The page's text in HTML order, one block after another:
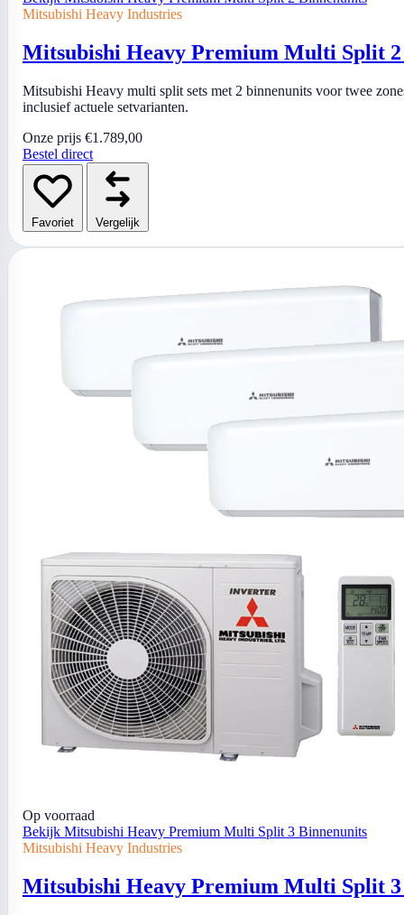
Mitsubishi Heavy Industries
Mitsubishi Heavy Premium Multi Split
Mitsubishi Heavy multi split sets met 2 binnenunits voor twee
inclusief actuele setvarianten.
Onze prijs €1.789,00
Bestel direct
Favoriet Vergelijk
Op voorraad
Bekijk Mitsubishi Heavy Premium Multi Split 3 Binnenunits
Mitsubishi Heavy Industries
Mitsubishi Heavy Premium Multi Split